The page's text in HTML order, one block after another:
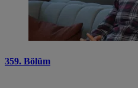
359. Bölüm